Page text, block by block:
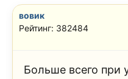
вовик
Рейтинг: 382484
Больше всего при